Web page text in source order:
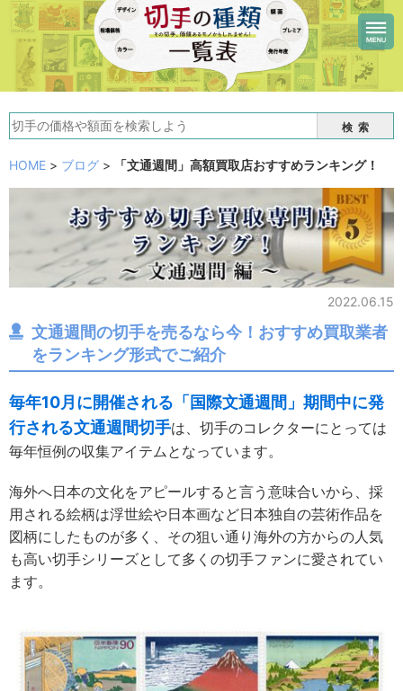
検索
HOME > ブログ > 「文通週間」高額買取店おすすめランキング！
「文通週間」高額買取店おすすめランキング！
2022.06.15
文通週間の切手を売るなら今！おすすめ買取業者
をランキング形式でご紹介
毎年10月に開催される「国際文通週間」期間中に発
行される文通週間切手は、切手のコレクターにとっては
毎年恒例の収集アイテムとなっています。
海外へ日本の文化をアピールすると言う意味合いから、採
用される絵柄は浮世絵や日本画など日本独自の芸術作品を
図柄にしたものが多く、その狙い通り海外の方からの人気
も高い切手シリーズとして多くの切手ファンに愛されてい
ます。